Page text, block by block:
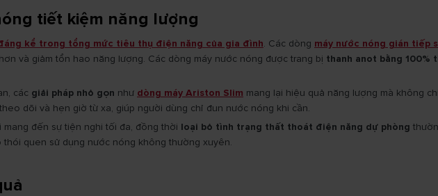
tiết kiệm năng lượng
kể trong tổng mức tiêu thụ điện năng của gia đình. Các dòng máy nước nóng gián tiếp
và giảm tổn hao năng lượng. Các dòng máy nước nóng được trang bị thanh anot bằng 100%
các giải pháp nhỏ gọn như dòng máy Ariston Slim mang lại hiệu quả năng lượng mà không
dõi và hẹn giờ từ xa, giúp người dùng chỉ đun nước nóng khi cần.
đến sự tiện nghi tối đa, đồng thời loại bỏ tình trạng thất thoát điện năng dự phòng
quen sử dụng nước nóng không thường xuyên.